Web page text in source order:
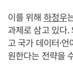
이를 위해 하정우
과제로 삼고 있다.
고 국가 데이터·
원한다는 전략을